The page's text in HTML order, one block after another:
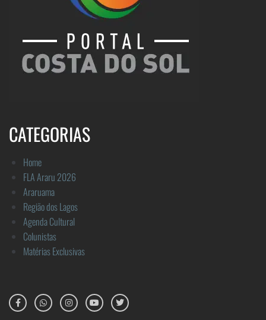
CATEGORIAS
Home
FLA Araru 2026
Araruama
Região dos Lagos
Agenda Cultural
Colunistas
Matérias Exclusivas